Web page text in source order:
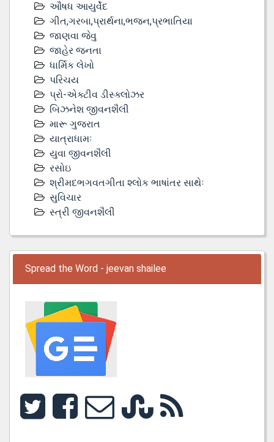
ઔષધ આયુર્વેદ
ગીત,ગરબા,પ્રાર્થના,ભજન,પ્રભાતિયા
જાણવા જેવુ
જાહેર જનતા
ધાર્મિક લેખો
પરિચય
પ્રો-એક્ટીવ ડીસ્‍ક્લોઝર
બિઝનેશ જીવનશૈલી
મારૂ ગુજરાત
યાત્રાધામઃ
યુવા જીવનશૈલી
રસોઇ
શ્રીમદભગવતગીતા શ્લોક ભાષાંતર સાથેઃ
સુવિચાર
સ્ત્રી જીવનશૈલી
Spread the Word - jeevan shailee